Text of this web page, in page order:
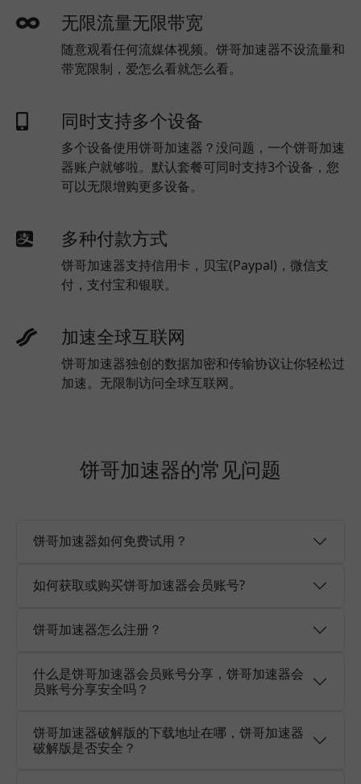
无限流量无限带宽
随意观看任何流媒体视频。饼哥加速器不设流量和
带宽限制，爱怎么看就怎么看。
同时支持多个设备
多个设备使用饼哥加速器？没问题，一个饼哥加速
器账户就够啦。默认套餐可同时支持3个设备，您
可以无限增购更多设备。
多种付款方式
饼哥加速器支持信用卡，贝宝(Paypal)，微信支
付，支付宝和银联。
加速全球互联网
饼哥加速器独创的数据加密和传输协议让你轻松过
加速。无限制访问全球互联网。
饼哥加速器的常见问题
饼哥加速器如何免费试用？
如何获取或购买饼哥加速器会员账号?
饼哥加速器怎么注册？
什么是饼哥加速器会员账号分享，饼哥加速器会
员账号分享安全吗？
饼哥加速器破解版的下载地址在哪，饼哥加速器
破解版是否安全？